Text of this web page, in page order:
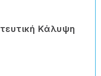
Kάλυψη